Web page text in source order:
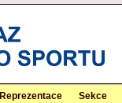
Reprezentace Sekce